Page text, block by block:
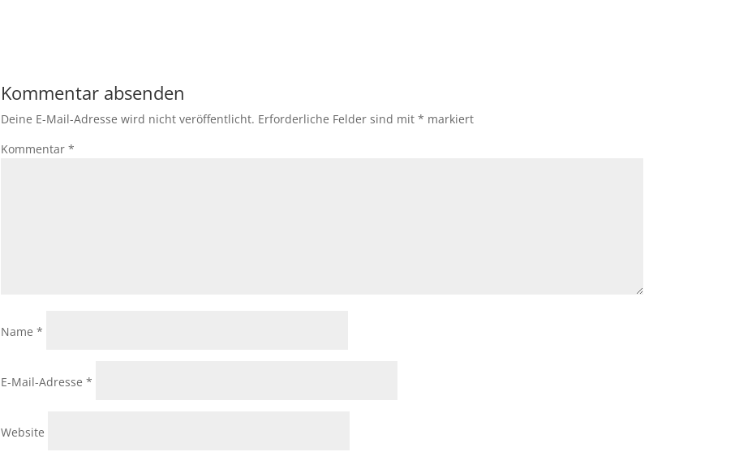
Kommentar absenden
Deine E-Mail-Adresse wird nicht veröffentlicht. Erforderliche Felder sind mit * markiert
Kommentar *
Name *
E-Mail-Adresse *
Website